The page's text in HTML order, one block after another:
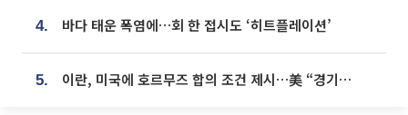
4. 바다 태운 폭염에…회 한 접시도 ‘히트플레이션’
5. 이란, 미국에 호르무즈 합의 조건 제시…美 “경기 아직 안 끝나” [종합]